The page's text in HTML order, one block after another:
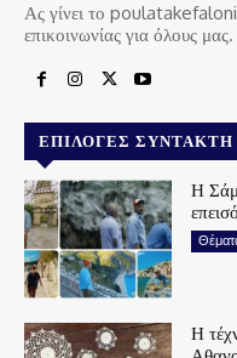
Ας γίνει το
επικοινωνίας για όλους μας.
ΕΠΙΛΟΓΈΣ ΣΥΝΤΆΚΤΗ
Η
Η